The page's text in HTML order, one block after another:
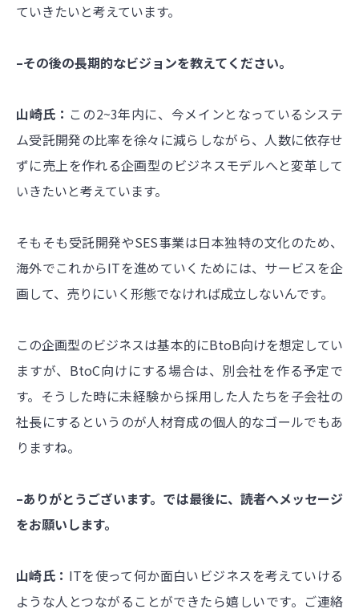
ていきたいと考えています。
–その後の長期的なビジョンを教えてください。
山崎氏： この2~3年内に、今メインとなっているシステ
ム受託開発の比率を徐々に減らしながら、人数に依存せ
ずに売上を作れる企画型のビジネスモデルへと変革して
いきたいと考えています。
そもそも受託開発やSES事業は日本独特の文化のため、
海外でこれからITを進めていくためには、サービスを企
画して、売りにいく形態でなければ成立しないんです。
この企画型のビジネスは基本的にBtoB向けを想定してい
ますが、BtoC向けにする場合は、別会社を作る予定で
す。そうした時に未経験から採用した人たちを子会社の
社長にするというのが人材育成の個人的なゴールでもあ
りますね。
–ありがとうございます。では最後に、読者へメッセージ
をお願いします。
山崎氏： ITを使って何か面白いビジネスを考えていける
ような人とつながることができたら嬉しいです。ご連絡